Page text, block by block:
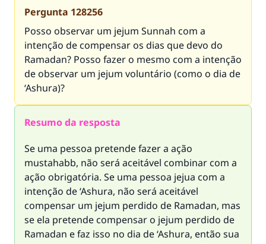
Pergunta 128256
Posso observar um jejum Sunnah com a
intenção de compensar os dias que devo do
Ramadan? Posso fazer o mesmo com a intenção
de observar um jejum voluntário (como o dia de
‘Ashura)?
Resumo da resposta
Se uma pessoa pretende fazer a ação
mustahabb, não será aceitável combinar com a
ação obrigatória. Se uma pessoa jejua com a
intenção de ‘Ashura, não será aceitável
compensar um jejum perdido de Ramadan, mas
se ela pretende compensar o jejum perdido de
Ramadan e faz isso no dia de ‘Ashura, então sua